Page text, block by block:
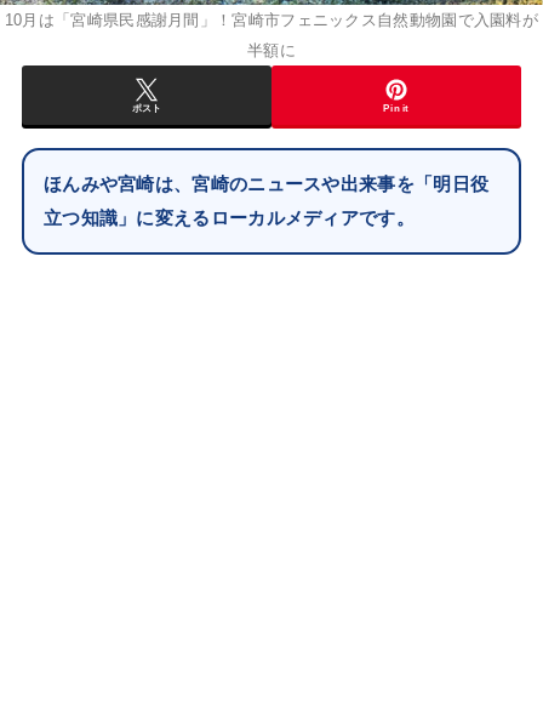
10月は「宮崎県民感謝月間」！宮崎市フェニックス自然動物園で入園料が
半額に
ポスト Pin it
ほんみや宮崎は、宮崎のニュースや出来事を「明日役
立つ知識」に変えるローカルメディアです。